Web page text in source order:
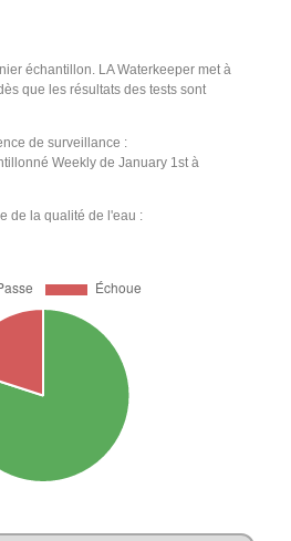
échantillon. LA Waterkeeper met à
que les résultats des tests sont
de surveillance :
Weekly de January 1st à
de la qualité de l'eau :